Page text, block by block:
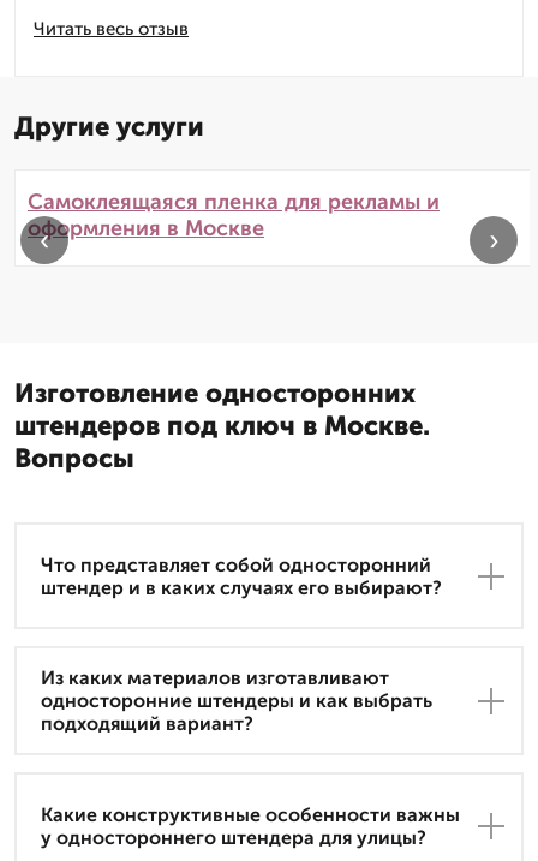
Читать весь отзыв
Другие услуги
Самоклеящаяся пленка для рекламы и
оформления в Москве
‹ ›
Изготовление односторонних
штендеров под ключ в Москве.
Вопросы
Что представляет собой односторонний
штендер и в каких случаях его выбирают?
Из каких материалов изготавливают
односторонние штендеры и как выбрать
подходящий вариант?
Какие конструктивные особенности важны
у одностороннего штендера для улицы?